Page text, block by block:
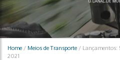
Home / Meios de Transporte / Lançamentos:
2021